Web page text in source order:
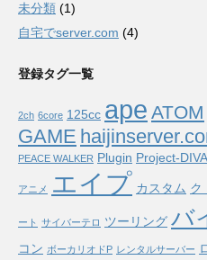
未分類 (1)
自宅でserver.com (4)
登録タグ一覧
2ch 6core 125cc ape ATOM
GAME
PEACE WALKER Plugin Project-
アニメ エイプ カスタム ク
ート サイバーテロ ツーリング バ
コン ボーカリオドP レンタルサーバー